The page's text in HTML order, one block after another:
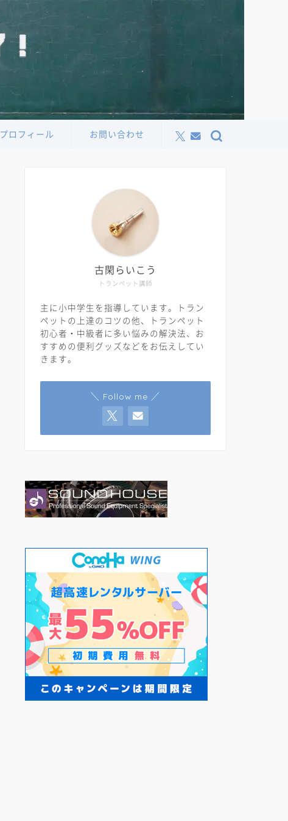
プロフィール お問い合わせ
トランペット講師
古閑らいこう
主に小中学生を指導しています。トラン
ペットの上達のコツの他、トランペット
初心者・中級者に多い悩みの解決法、お
すすめの便利グッズなどをお伝えしてい
きます。
＼ Follow me ／